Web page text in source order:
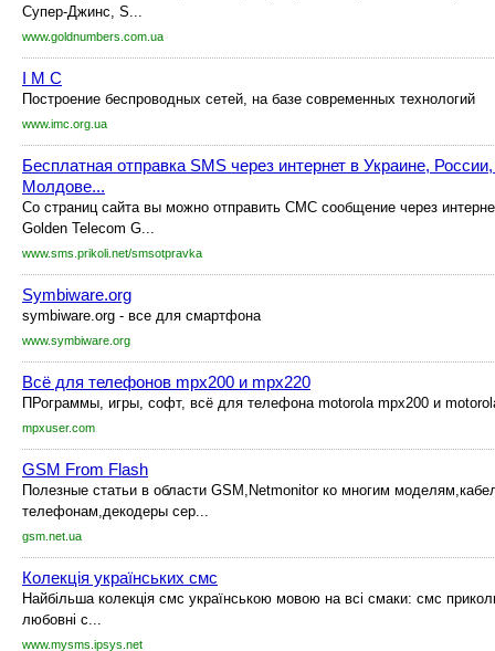
Супер-Джинс, S...
www.goldnumbers.com.ua
I M C
Построение беспроводных сетей, на базе современных технологий
www.imc.org.ua
Бесплатная отправка SMS через интернет в Украине,
Молдове...
Со страниц сайта вы можно отправить СМС сообщение через
Golden Telecom G...
www.sms.prikoli.net/smsotpravka
Symbiware.org
symbiware.org - все для смартфона
www.symbiware.org
Всё для телефонов mpx200 и mpx220
ПРограммы, игры, софт, всё для телефона motorola mpx200 и
mpxuser.com
GSM From Flash
Полезные статьи в области GSM,Netmonitor ко многим
телефонам,декодеры сер...
gsm.net.ua
Колекція українських смс
Найбільша колекція смс українською мовою на всі смаки: смс
любовні с...
www.mysms.ipsys.net